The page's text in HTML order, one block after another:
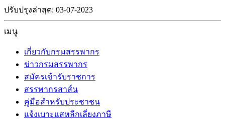
ปรับปรุงล่าสุด: 03-07-2023
เมนู
เกี่ยวกับกรมสรรพากร
ข่าวกรมสรรพากร
สมัครเข้ารับราชการ
สรรพากรสาส์น
คู่มือสำหรับประชาชน
แจ้งเบาะแสหลีกเลี่ยงภาษี